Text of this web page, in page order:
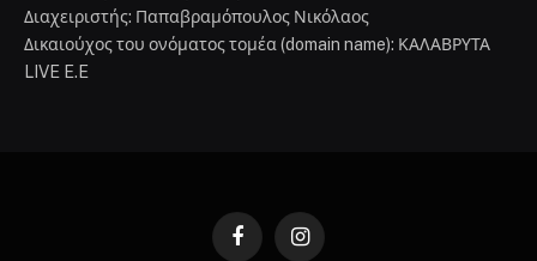
Διαχειριστής: Παπαβραμόπουλος Νικόλαος
Δικαιούχος του ονόματος τομέα (domain name): ΚΑΛΑΒΡΥΤΑ
LIVE E.E
FacebookInstagram